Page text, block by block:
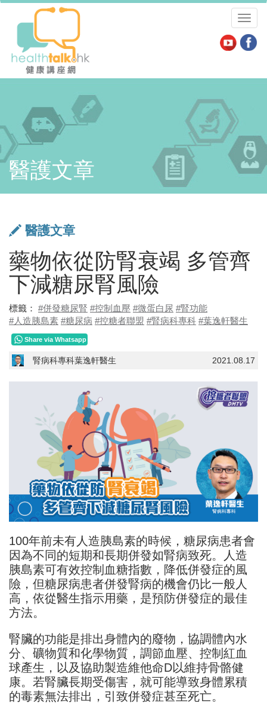
醫護文章
醫護文章
藥物依從防腎衰竭 多管齊
下減糖尿腎風險
標籤： #併發糖尿腎 #控制血壓 #微蛋白尿 #腎功能
#人造胰島素 #糖尿病 #控糖者聯盟 #腎病科專科 #葉逸軒醫生
Share via Whatsapp
2021.08.17
腎病科專科葉逸軒醫生
100年前未有人造胰島素的時候，糖尿病患者會
因為不同的短期和長期併發如腎病致死。人造
胰島素可有效控制血糖指數，降低併發症的風
險，但糖尿病患者併發腎病的機會仍比一般人
高，依從醫生指示用藥，是預防併發症的最佳
方法。
腎臟的功能是排出身體內的廢物，協調體內水
分、礦物質和化學物質，調節血壓、控制紅血
球產生，以及協助製造維他命D以維持骨骼健
康。若腎臟長期受傷害，就可能導致身體累積
的毒素無法排出，引致併發症甚至死亡。